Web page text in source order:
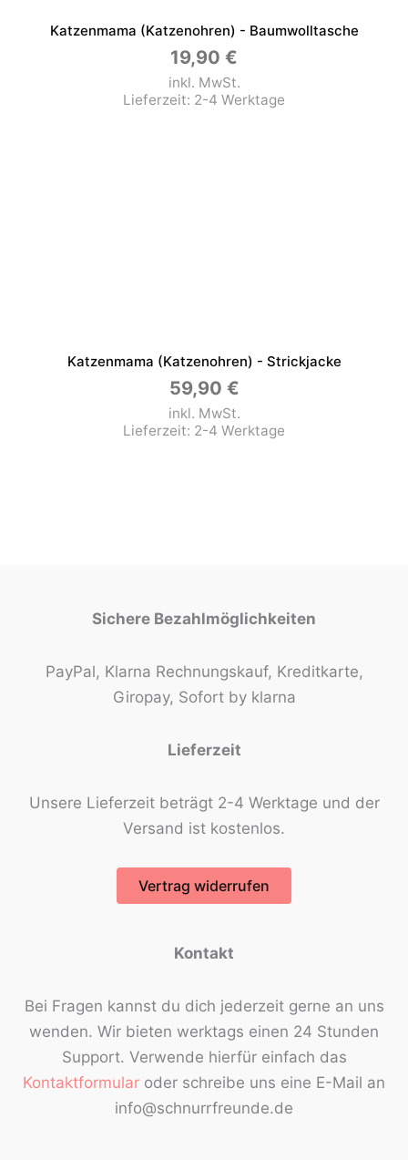
Katzenmama (Katzenohren) - Baumwolltasche
19,90 €
inkl. MwSt.
Lieferzeit: 2-4 Werktage
Katzenmama (Katzenohren) - Strickjacke
59,90 €
inkl. MwSt.
Lieferzeit: 2-4 Werktage
Sichere Bezahlmöglichkeiten
PayPal, Klarna Rechnungskauf, Kreditkarte,
Giropay, Sofort by klarna
Lieferzeit
Unsere Lieferzeit beträgt 2-4 Werktage und der
Versand ist kostenlos.
Vertrag widerrufen
Kontakt
Bei Fragen kannst du dich jederzeit gerne an uns
wenden. Wir bieten werktags einen 24 Stunden
Support. Verwende hierfür einfach das
Kontaktformular oder schreibe uns eine E-Mail an
info@schnurrfreunde.de